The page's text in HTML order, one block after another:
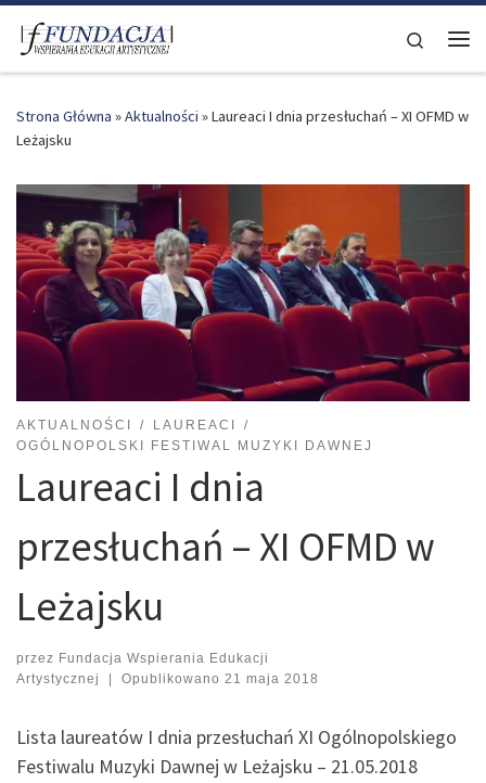
Skip to content
Search
Strona Główna »Aktualności »Laureaci I dnia przesłuchań – XI OFMD w
Leżajsku
AKTUALNOŚCI
LAUREACI
OGÓLNOPOLSKI FESTIWAL MUZYKI DAWNEJ
Laureaci I dnia
przesłuchań – XI OFMD w
Leżajsku
przez Fundacja Wspierania Edukacji
Artystycznej
| Opublikowano 21 maja 2018
Lista laureatów I dnia przesłuchań XI Ogólnopolskiego
Festiwalu Muzyki Dawnej w Leżajsku – 21.05.2018